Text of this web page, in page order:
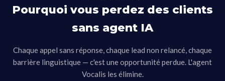
Pourquoi vous perdez des clients
sans agent IA
Chaque appel sans réponse, chaque lead non relancé, chaque
barrière linguistique — c'est une opportunité perdue. L'agent
Vocalis les élimine.